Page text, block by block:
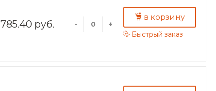
785.40 руб. - +
в корзину
Быстрый заказ